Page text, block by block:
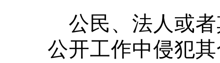
公民、法人或
公开工作中侵犯